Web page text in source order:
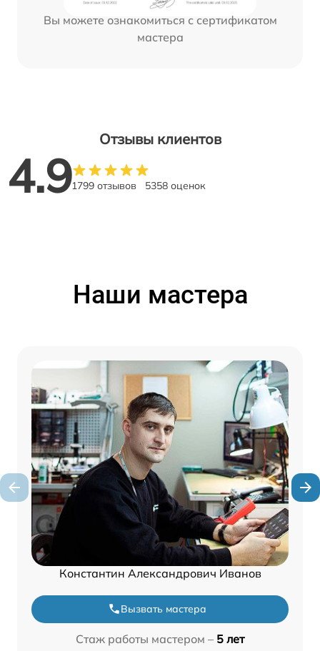
Вы можете ознакомиться с сертификатом
мастера
Отзывы клиентов
4.91799 отзывов 5358 оценок
Наши мастера
Константин Александрович Иванов
Вызвать мастера
Стаж работы мастером – 5 лет